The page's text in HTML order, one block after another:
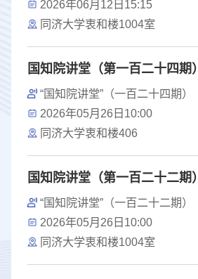
2026年06月12日15:15
同济大学衷和楼1004室
国知院讲堂（第一百二十四期）
“国知院讲堂”（一百二十四期）
2026年05月26日10:00
同济大学衷和楼406
国知院讲堂（第一百二十二期）
“国知院讲堂”（一百二十二期）
2026年05月26日10:00
同济大学衷和楼1004室